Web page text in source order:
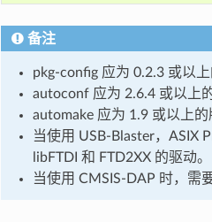
备注
pkg-config 应为 0.2.3 或以上
autoconf 应为 2.6.4 或以上
automake 应为 1.9 或以上的
当使用 USB-Blaster，ASIX
libFTDI 和 FTD2XX 的驱动。
当使用 CMSIS-DAP 时，需